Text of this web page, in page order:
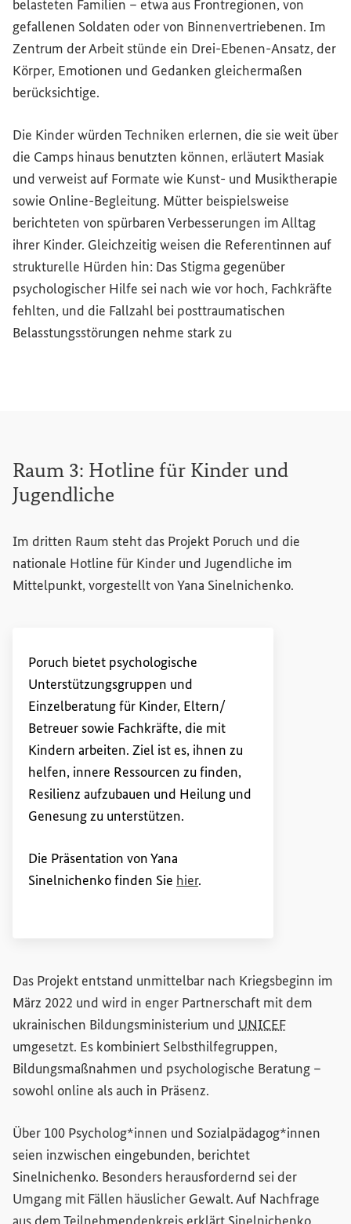
belasteten Familien – etwa aus Frontregionen, von
gefallenen Soldaten oder von Binnenvertriebenen. Im
Zentrum der Arbeit stünde ein Drei-Ebenen-Ansatz, der
Körper, Emotionen und Gedanken gleichermaßen
berücksichtige.
Die Kinder würden Techniken erlernen, die sie weit über
die Camps hinaus benutzten können, erläutert Masiak
und verweist auf Formate wie Kunst- und Musiktherapie
sowie Online-Begleitung. Mütter beispielsweise
berichteten von spürbaren Verbesserungen im Alltag
ihrer Kinder. Gleichzeitig weisen die Referentinnen auf
strukturelle Hürden hin: Das Stigma gegenüber
psychologischer Hilfe sei nach wie vor hoch, Fachkräfte
fehlten, und die Fallzahl bei posttraumatischen
Belasstungsstörungen nehme stark zu
Raum 3: Hotline für Kinder und
Jugendliche
Im dritten Raum steht das Projekt Poruch und die
nationale Hotline für Kinder und Jugendliche im
Mittelpunkt, vorgestellt von Yana Sinelnichenko.
Poruch bietet psychologische
Unterstützungsgruppen und
Einzelberatung für Kinder, Eltern/
Betreuer sowie Fachkräfte, die mit
Kindern arbeiten. Ziel ist es, ihnen zu
helfen, innere Ressourcen zu finden,
Resilienz aufzubauen und Heilung und
Genesung zu unterstützen.
Die Präsentation von Yana
Sinelnichenko finden Sie hier.
Das Projekt entstand unmittelbar nach Kriegsbeginn im
März 2022 und wird in enger Partnerschaft mit dem
ukrainischen Bildungsministerium und UNICEF
umgesetzt. Es kombiniert Selbsthilfegruppen,
Bildungsmaßnahmen und psychologische Beratung –
sowohl online als auch in Präsenz.
Über 100 Psycholog*innen und Sozialpädagog*innen
seien inzwischen eingebunden, berichtet
Sinelnichenko. Besonders herausfordernd sei der
Umgang mit Fällen häuslicher Gewalt. Auf Nachfrage